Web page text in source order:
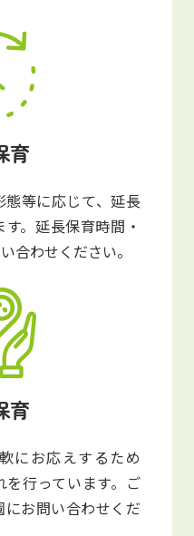
サイトのご利用について
館オフィシャルサイト
育
等に応じて、延長
。延長保育時間・
合わせください。
育
にお応えするため
行っています。ご
お問い合わせくだ